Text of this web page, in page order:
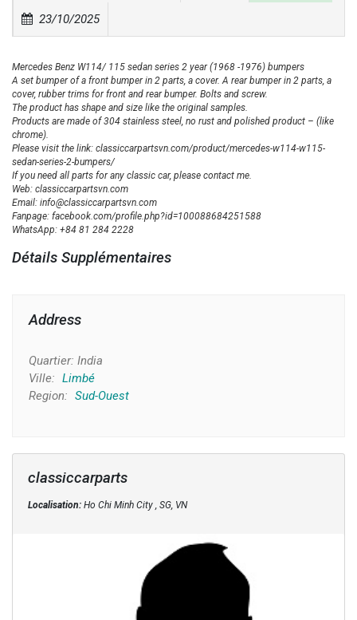
23/10/2025
Mercedes Benz W114/ 115 sedan series 2 year (1968 -1976) bumpers
A set bumper of a front bumper in 2 parts, a cover. A rear bumper in 2 parts, a
cover, rubber trims for front and rear bumper. Bolts and screw.
The product has shape and size like the original samples.
Products are made of 304 stainless steel, no rust and polished product – (like
chrome).
Please visit the link: classiccarpartsvn.com/product/mercedes-w114-w115-
sedan-series-2-bumpers/
If you need all parts for any classic car, please contact me.
Web: classiccarpartsvn.com
Email: info@classiccarpartsvn.com
Fanpage: facebook.com/profile.php?id=100088684251588
WhatsApp: +84 81 284 2228
Détails Supplémentaires
Address
Quartier: India
Ville: Limbé
Region: Sud-Ouest
classiccarparts
Localisation:Ho Chi Minh City , SG, VN